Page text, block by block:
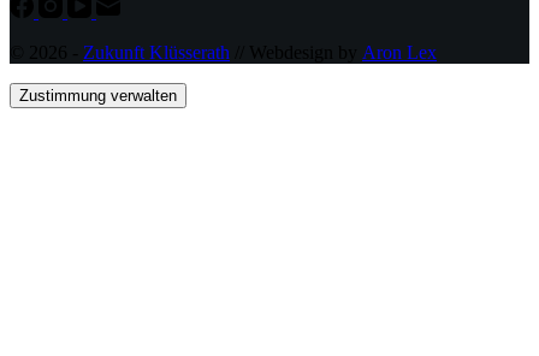
© 2026 - Zukunft Klüsserath // Webdesign by Aron Lex
Zustimmung verwalten